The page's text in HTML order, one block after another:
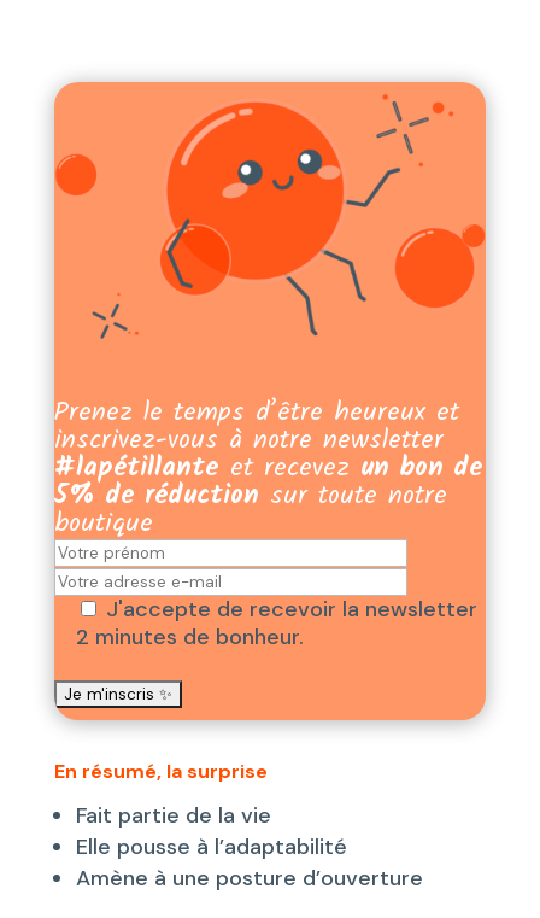
Prenez le temps d’être heureux et
inscrivez-vous à notre newsletter
#lapétillante et recevez un bon de
5% de réduction sur toute notre
boutique
J'accepte de recevoir la newsletter
2 minutes de bonheur.
En résumé, la surprise
Fait partie de la vie
Elle pousse à l’adaptabilité
Amène à une posture d’ouverture